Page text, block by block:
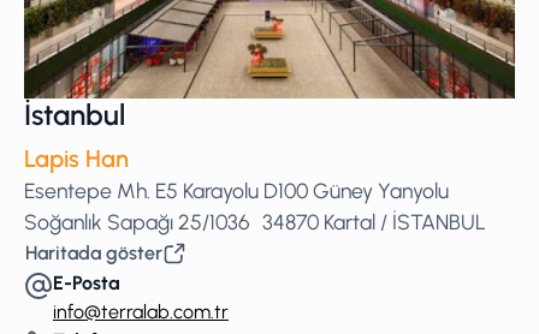
İstanbul
Lapis Han
Esentepe Mh. E5 Karayolu D100 Güney Yanyolu
Soğanlık Sapağı 25/1036 34870 Kartal / İSTANBUL
Haritada göster
E-Posta
info@terralab.com.tr